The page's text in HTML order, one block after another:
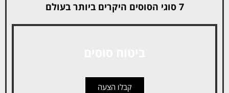
7 סוגי הסוסים היקרים ביותר בעולם
קבלו הצעה